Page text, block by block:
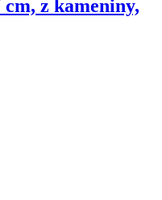
z kameniny,